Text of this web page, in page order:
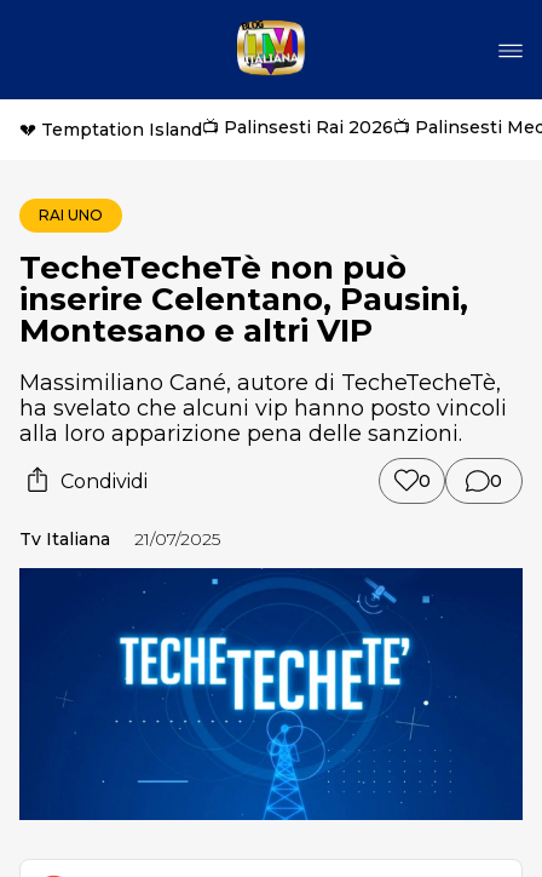
💔 Temptation Island📺 Palinsesti Rai 2026📺 Palinsesti
RAI UNO
TecheTecheTè non può
inserire Celentano, Pausini,
Montesano e altri VIP
Massimiliano Cané, autore di TecheTecheTè,
ha svelato che alcuni vip hanno posto vincoli
alla loro apparizione pena delle sanzioni.
Condividi 0 0
Tv Italiana 21/07/2025